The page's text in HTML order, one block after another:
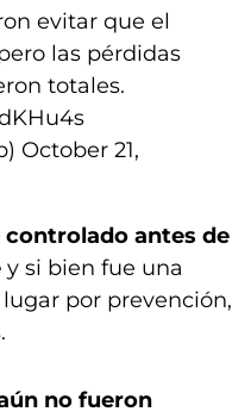
evitar que el
las pérdidas
totales.
October 21,
antes de
y si bien fue una
por prevención,
no fueron